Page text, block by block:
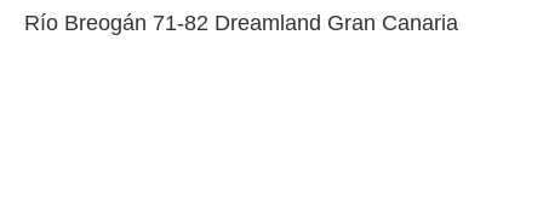
Río Breogán 71-82 Dreamland Gran Canaria